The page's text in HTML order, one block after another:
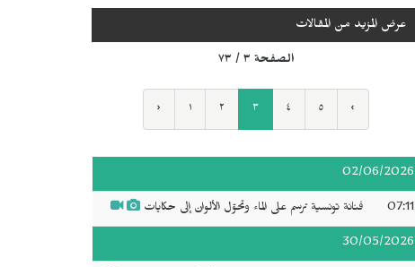
عرض المزيد من المقالات
الصفحة ٣ / ٧٣
‹ ١ ٢ ٣ ٤ ٥ ›
02/06/2026
07:11 فنانة تونسية ترسم على الماء وتحوّل الألوان إلى حكايات
30/05/2026